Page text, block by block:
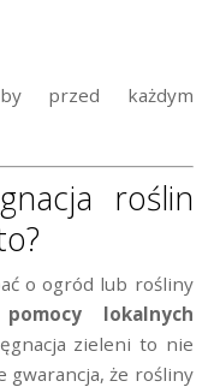
przed każdym
roślin
o ogród lub rośliny
lokalnych
zieleni to nie
gwarancja, że rośliny